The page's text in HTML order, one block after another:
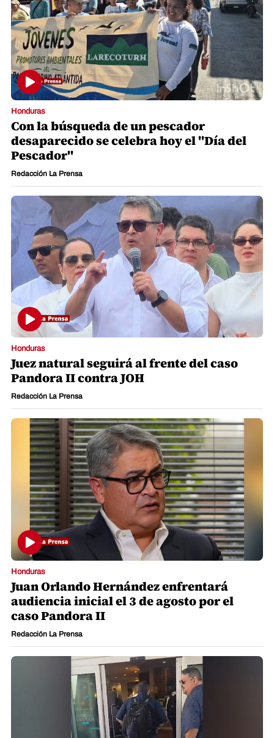
Honduras
Con la búsqueda de un pescador
desaparecido se celebra hoy el "Día del
Pescador"
Redacción La Prensa
Honduras
Juez natural seguirá al frente del caso
Pandora II contra JOH
Redacción La Prensa
Honduras
Juan Orlando Hernández enfrentará
audiencia inicial el 3 de agosto por el
caso Pandora II
Redacción La Prensa